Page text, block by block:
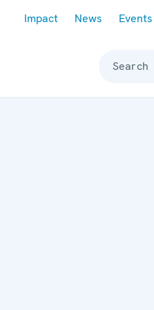
Impact News Events
Search